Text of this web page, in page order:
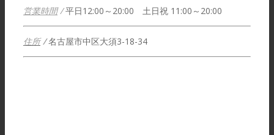
営業時間/平日12:00～20:00 土日祝 11:00～20:00
住所/ 名古屋市中区大須3-18-34